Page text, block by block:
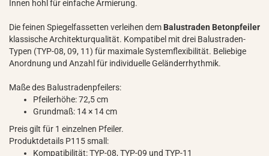
Innen hohl für einfache Armierung.
Die feinen Spiegelfassetten verleihen dem Balustraden Betonpfeiler
klassische Architekturqualität. Kompatibel mit drei Balustraden-
Typen (TYP-08, 09, 11) für maximale Systemflexibilität. Beliebige
Anordnung und Anzahl für individuelle Geländerrhythmik.
Maße des Balustradenpfeilers:
Pfeilerhöhe: 72,5 cm
Grundmaß: 14 × 14 cm
Preis gilt für 1 einzelnen Pfeiler.
Produktdetails P115 small:
Kompatibilität: TYP-08, TYP-09 und TYP-11